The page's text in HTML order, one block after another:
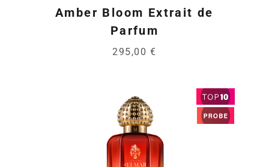
Amber Bloom Extrait de
Parfum
295,00 €